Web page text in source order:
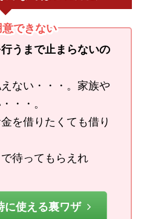
できない
うまで止まらないの
ない・・・。家族や
・・。
を借りたくても借り
待ってもらえれ
に使える裏ワザ